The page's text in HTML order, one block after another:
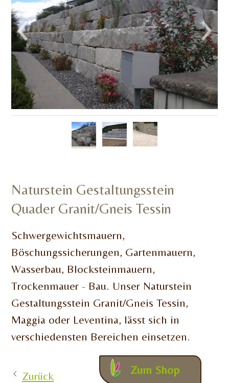
Zum Shop
Naturstein Gestaltungsstein
Quader Granit/Gneis Tessin
Schwergewichtsmauern,
Böschungssicherungen, Gartenmauern,
Wasserbau, Blocksteinmauern,
Trockenmauer - Bau. Unser Naturstein
Gestaltungsstein Granit/Gneis Tessin,
Maggia oder Leventina, lässt sich in
verschiedensten Bereichen einsetzen.
Zurück